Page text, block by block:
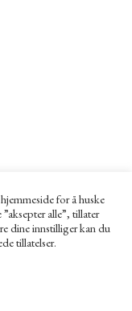
for å huske
alle”, tillater
dine innstilliger kan du
tillatelser.